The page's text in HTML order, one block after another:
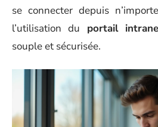
se connecter depuis
l’utilisation du portail
souple et sécurisée.